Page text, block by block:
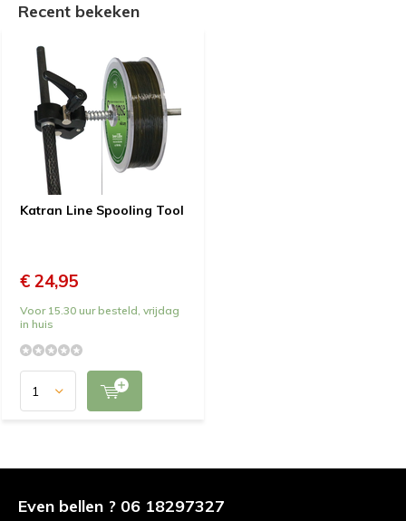
Recent bekeken
Katran Line Spooling Tool
€ 24,95
Voor 15.30 uur besteld, vrijdag
in huis
Even bellen ? 06 18297327